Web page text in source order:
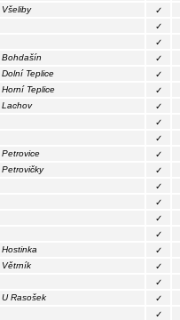
Všeliby
✓
✓
✓
Bohdašín
✓
Dolní Teplice
✓
Horní Teplice
✓
Lachov
✓
✓
✓
Petrovice
✓
Petrovičky
✓
✓
✓
✓
✓
Hostinka
✓
Větrník
✓
✓
U Rasošek
✓
✓